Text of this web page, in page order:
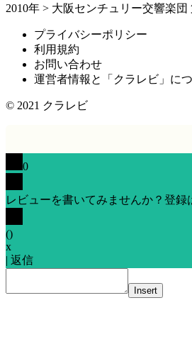
2010年 > 大阪センチュリー交響楽団
プライバシーポリシー
利用規約
お問い合わせ
運営者情報と「クラレビ」に
© 2021 クラレビ
0
レビューを書いてみませんか？登録
()
x
| 返信
Insert